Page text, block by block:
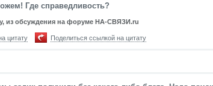
Где справедливость?
из обсуждения на форуме НА-СВЯЗИ.ru
цитату Поделиться ссылкой на цитату